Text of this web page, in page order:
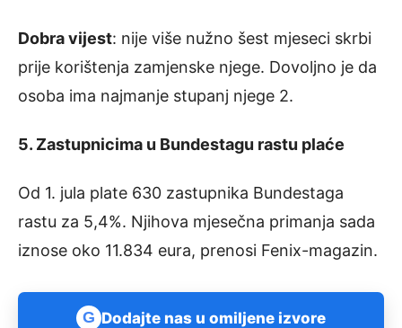
Dobra vijest: nije više nužno šest mjeseci skrbi
prije korištenja zamjenske njege. Dovoljno je da
osoba ima najmanje stupanj njege 2.
5. Zastupnicima u Bundestagu rastu plaće
Od 1. jula plate 630 zastupnika Bundestaga
rastu za 5,4%. Njihova mjesečna primanja sada
iznose oko 11.834 eura, prenosi Fenix-magazin.
G Dodajte nas u omiljene izvore